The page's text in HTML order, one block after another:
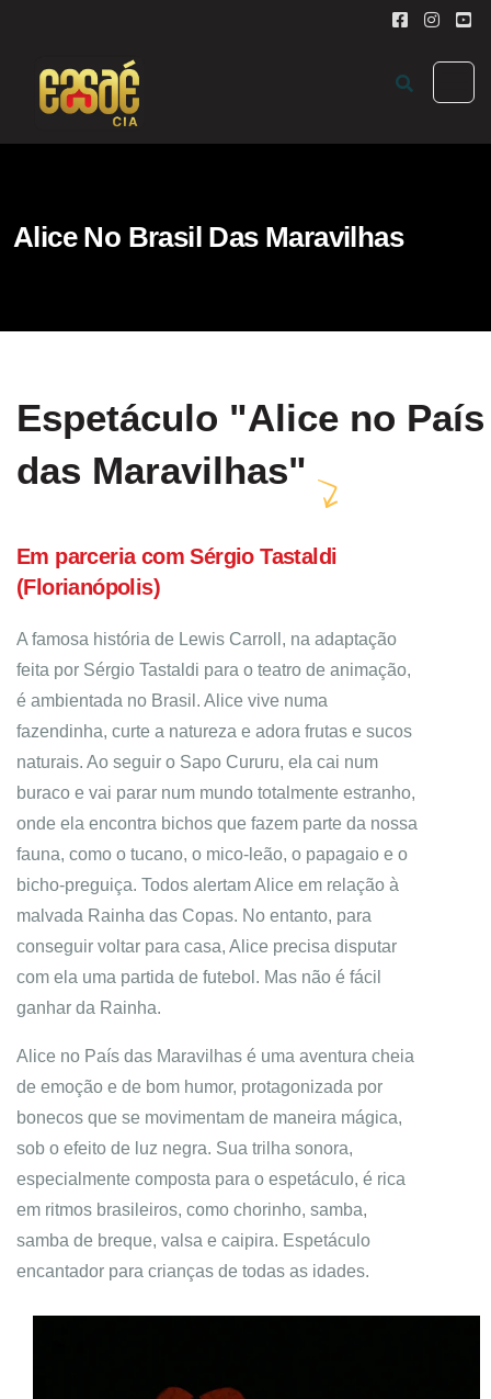
Alice No Brasil Das Maravilhas
Espetáculo "Alice no País
das Maravilhas"
Em parceria com Sérgio Tastaldi
(Florianópolis)
A famosa história de Lewis Carroll, na adaptação
feita por Sérgio Tastaldi para o teatro de animação,
é ambientada no Brasil. Alice vive numa
fazendinha, curte a natureza e adora frutas e sucos
naturais. Ao seguir o Sapo Cururu, ela cai num
buraco e vai parar num mundo totalmente estranho,
onde ela encontra bichos que fazem parte da nossa
fauna, como o tucano, o mico-leão, o papagaio e o
bicho-preguiça. Todos alertam Alice em relação à
malvada Rainha das Copas. No entanto, para
conseguir voltar para casa, Alice precisa disputar
com ela uma partida de futebol. Mas não é fácil
ganhar da Rainha.
Alice no País das Maravilhas é uma aventura cheia
de emoção e de bom humor, protagonizada por
bonecos que se movimentam de maneira mágica,
sob o efeito de luz negra. Sua trilha sonora,
especialmente composta para o espetáculo, é rica
em ritmos brasileiros, como chorinho, samba,
samba de breque, valsa e caipira. Espetáculo
encantador para crianças de todas as idades.